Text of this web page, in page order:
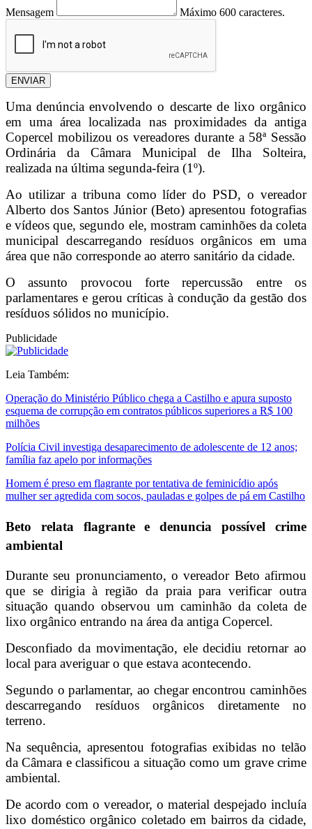
Mensagem Máximo 600 caracteres.
ENVIAR
Uma denúncia envolvendo o descarte de lixo orgânico
em uma área localizada nas proximidades da antiga
Copercel mobilizou os vereadores durante a 58ª Sessão
Ordinária da Câmara Municipal de Ilha Solteira,
realizada na última segunda-feira (1º).
Ao utilizar a tribuna como líder do PSD, o vereador
Alberto dos Santos Júnior (Beto) apresentou fotografias
e vídeos que, segundo ele, mostram caminhões da coleta
municipal descarregando resíduos orgânicos em uma
área que não corresponde ao aterro sanitário da cidade.
O assunto provocou forte repercussão entre os
parlamentares e gerou críticas à condução da gestão dos
resíduos sólidos no município.
Publicidade
Leia Também:
Operação do Ministério Público chega a Castilho e apura suposto
esquema de corrupção em contratos públicos superiores a R$ 100
milhões
Polícia Civil investiga desaparecimento de adolescente de 12 anos;
família faz apelo por informações
Homem é preso em flagrante por tentativa de feminicídio após
mulher ser agredida com socos, pauladas e golpes de pá em Castilho
Beto relata flagrante e denuncia possível crime
ambiental
Durante seu pronunciamento, o vereador Beto afirmou
que se dirigia à região da praia para verificar outra
situação quando observou um caminhão da coleta de
lixo orgânico entrando na área da antiga Copercel.
Desconfiado da movimentação, ele decidiu retornar ao
local para averiguar o que estava acontecendo.
Segundo o parlamentar, ao chegar encontrou caminhões
descarregando resíduos orgânicos diretamente no
terreno.
Na sequência, apresentou fotografias exibidas no telão
da Câmara e classificou a situação como um grave crime
ambiental.
De acordo com o vereador, o material despejado incluía
lixo doméstico orgânico coletado em bairros da cidade,